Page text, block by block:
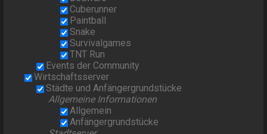
Cuberunner
Paintball
Snake
Survivalgames
TNT Run
Events der Community
Wirtschaftsserver
Städte und Anfängergrundstücke
Allgemeine Informationen
Allgemein
Anfängergrundstücke